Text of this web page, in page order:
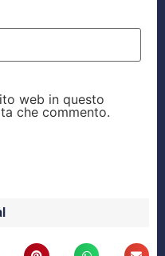
web in questo
che commento.